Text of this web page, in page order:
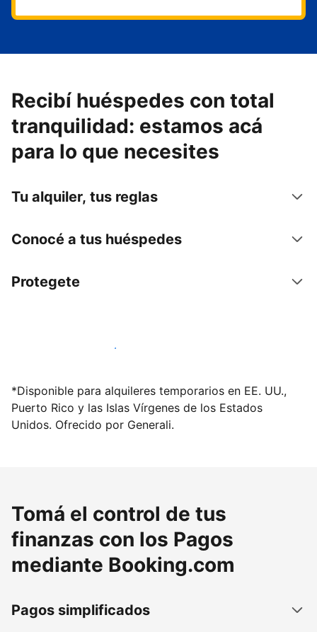
Recibí huéspedes con total
tranquilidad: estamos acá
para lo que necesites
Tu alquiler, tus reglas
Conocé a tus huéspedes
Protegete
Publicá en nuestra plataforma hoy
*Disponible para alquileres temporarios en EE. UU.,
Puerto Rico y las Islas Vírgenes de los Estados
Unidos. Ofrecido por Generali.
Tomá el control de tus
finanzas con los Pagos
mediante Booking.com
Pagos simplificados